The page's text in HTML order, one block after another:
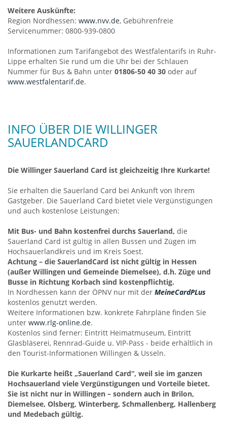
Weitere Auskünfte:
Region Nordhessen: www.nvv.de, Gebührenfreie
Servicenummer: 0800-939-0800
Informationen zum Tarifangebot des Westfalentarifs in Ruhr-
Lippe erhalten Sie rund um die Uhr bei der Schlauen
Nummer für Bus & Bahn unter 01806-50 40 30 oder auf
www.westfalentarif.de.
INFO ÜBER DIE WILLINGER
SAUERLANDCARD
Die Willinger Sauerland Card ist gleichzeitig Ihre Kurkarte!
Sie erhalten die Sauerland Card bei Ankunft von Ihrem
Gastgeber. Die Sauerland Card bietet viele Vergünstigungen
und auch kostenlose Leistungen:
Mit Bus- und Bahn kostenfrei durchs Sauerland, die
Sauerland Card ist gültig in allen Bussen und Zügen im
Hochsauerlandkreis und im Kreis Soest.
Achtung – die SauerlandCard ist nicht gültig in Hessen
(außer Willingen und Gemeinde Diemelsee), d.h. Züge und
Busse in Richtung Korbach sind kostenpflichtig.
In Nordhessen kann der ÖPNV nur mit der MeineCardPLus
kostenlos genutzt werden.
Weitere Informationen bzw. konkrete Fahrpläne finden Sie
unter www.rlg-online.de.
Kostenlos sind ferner: Eintritt Heimatmuseum, Eintritt
Glasbläserei, Rennrad-Guide u. VIP-Pass - beide erhältlich in
den Tourist-Informationen Willingen & Usseln.
Die Kurkarte heißt „Sauerland Card“, weil sie im ganzen
Hochsauerland viele Vergünstigungen und Vorteile bietet.
Sie ist nicht nur in Willingen – sondern auch in Brilon,
Diemelsee, Olsberg, Winterberg, Schmallenberg, Hallenberg
und Medebach gültig.